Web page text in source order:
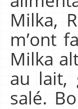
Milka,
m’ont
Milka
au lait,
salé.